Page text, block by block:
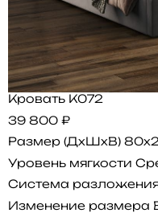
Кровать K072
39 800 ₽
Размер (ДхШхВ)
Уровень мягкости
Система
Изменение размера